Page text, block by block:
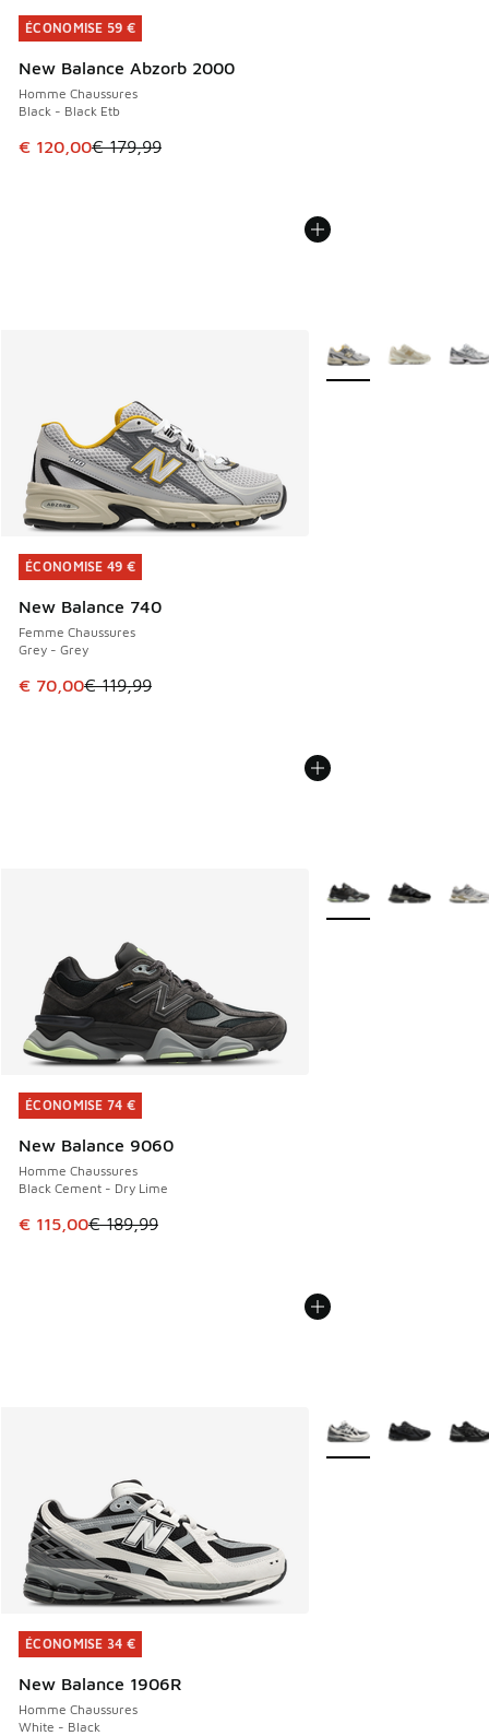
ÉCONOMISE 59 €
New Balance Abzorb 2000
Homme Chaussures
Black - Black Etb
Cet article est en promotion. Prix en baisse de € 179,99 à
€ 120,00€ 179,99
ÉCONOMISE 59 €
ÉCONOMISE 49 €
New Balance 740
Femme Chaussures
Grey - Grey
Cet article est en promotion. Prix en baisse de € 119,99 à
€ 70,00€ 119,99
ÉCONOMISE 49 €
Plus de couleurs
ÉCONOMISE 74 €
New Balance 9060
Homme Chaussures
Black Cement - Dry Lime
Cet article est en promotion. Prix en baisse de € 189,99 à
€ 115,00€ 189,99
ÉCONOMISE 74 €
Plus de couleurs
ÉCONOMISE 34 €
New Balance 1906R
Homme Chaussures
White - Black
ÉCONOMISE 34 €
Plus de couleurs